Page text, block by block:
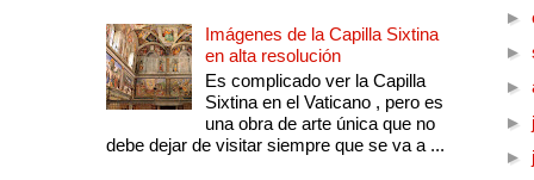
Imágenes de la Capilla Sixtina
en alta resolución
Es complicado ver la Capilla
Sixtina en el Vaticano , pero es
una obra de arte única que no
debe dejar de visitar siempre que se va a ...
►
►
►
►
►